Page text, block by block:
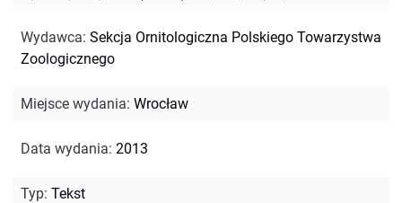
Wydawca: Sekcja Ornitologiczna Polskiego Towarzystwa
Zoologicznego
Miejsce wydania: Wrocław
Data wydania: 2013
Typ: Tekst